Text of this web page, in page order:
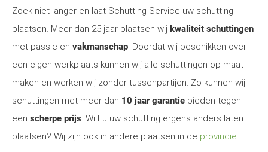
Zoek niet langer en laat Schutting Service uw schutting
plaatsen. Meer dan 25 jaar plaatsen wij kwaliteit schuttingen
met passie en vakmanschap. Doordat wij beschikken over
een eigen werkplaats kunnen wij alle schuttingen op maat
maken en werken wij zonder tussenpartijen. Zo kunnen wij
schuttingen met meer dan 10 jaar garantie bieden tegen
een scherpe prijs. Wilt u uw schutting ergens anders laten
plaatsen? Wij zijn ook in andere plaatsen in de provincie